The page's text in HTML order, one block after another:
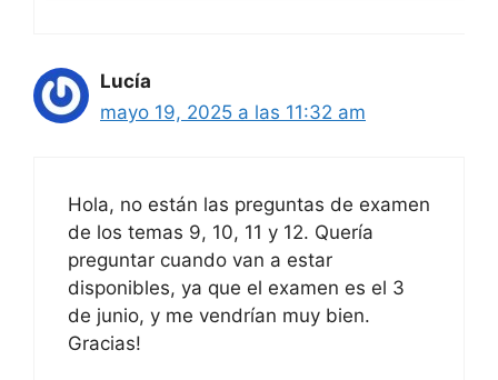
Lucía
mayo 19, 2025 a las 11:32 am
Hola, no están las preguntas de examen
de los temas 9, 10, 11 y 12. Quería
preguntar cuando van a estar
disponibles, ya que el examen es el 3
de junio, y me vendrían muy bien.
Gracias!